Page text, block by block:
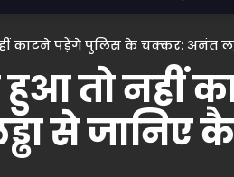
काटने पड़ेंगे पुलिस के चक्कर: अनंत
तो नहीं
से जानिए